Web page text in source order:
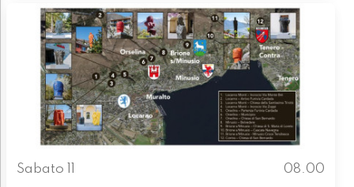
Sabato 11
08.00